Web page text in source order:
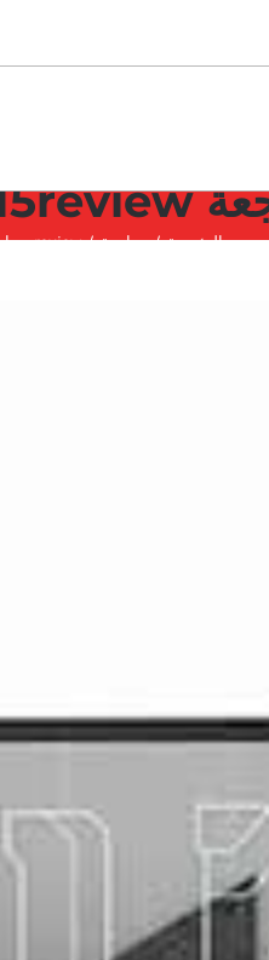
الرئيسية مراجعة review مراجعة Asus Tuf Dash F15review مراجعة